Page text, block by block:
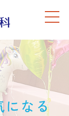
になる